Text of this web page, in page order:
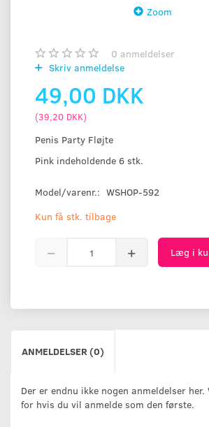
Zoom
0 anmeldelser
Skriv anmeldelse
49,00 DKK
(39,20 DKK)
Penis Party Fløjte
Pink indeholdende 6 stk.
Model/varenr.: WSHOP-592
Kun få stk. tilbage
Læg i
ANMELDELSER (0)
Der er endnu ikke nogen anmeldelser
for hvis du vil anmelde som den første.